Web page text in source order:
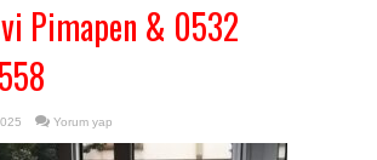
Pimapen & 0532
Yorum yap